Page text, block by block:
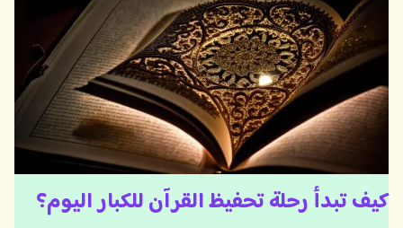
كيف تبدأ رحلة تحفيظ القرآن للكبار اليوم؟